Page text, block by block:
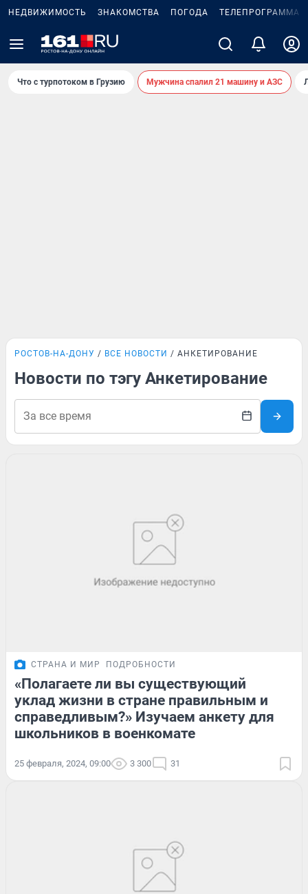
НЕДВИЖИМОСТЬ ЗНАКОМСТВА ПОГОДА ТЕЛЕПРОГРАММА
Что с турпотоком в Грузию Мужчина спалил 21 машину и АЗС
РОСТОВ-НА-ДОНУ ВСЕ НОВОСТИ АНКЕТИРОВАНИЕ
Новости по тэгу Анкетирование
СТРАНА И МИР ПОДРОБНОСТИ
«Полагаете ли вы существующий
уклад жизни в стране правильным и
справедливым?» Изучаем анкету для
школьников в военкомате
25 февраля, 2024, 09:00 3 300 31